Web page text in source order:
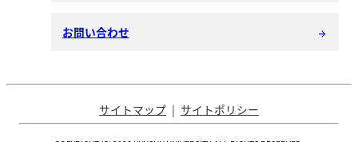
お問い合わせ arrow_forward
サイトマップ サイトポリシー